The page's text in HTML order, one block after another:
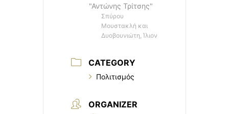
"Αντώνης Τρίτσης"
Σπύρου
Μουστακλή και
Δυοβουνιώτη, Ίλιον
CATEGORY
Πολιτισμός
ORGANIZER